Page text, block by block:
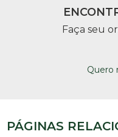
Faça seu
Quero
PÁGINAS